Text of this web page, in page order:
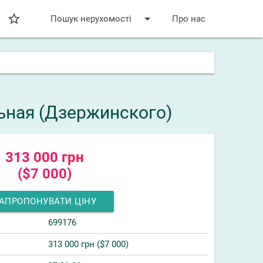
star_bordered arrow_drop_down
Пошук нерухомості Про нас
(Дзержинского)
313 000 грн
($7 000)
ЦІНУ
699176
313 000 грн ($7 000)